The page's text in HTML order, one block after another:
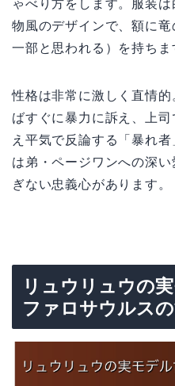
ゃべり方をします。服装
物風のデザインで、額に
一部と思われる）を持ちま
性格は非常に激しく直情
ばすぐに暴力に訴え、上
え平気で反論する「暴れ
は弟・ページワンへの深
ぎない忠義心があります。
リュウリュウの
ファロサウルス